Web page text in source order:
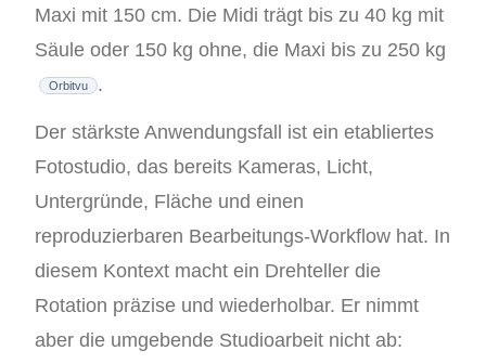
Maxi mit 150 cm. Die Midi trägt bis zu 40 kg mit
Säule oder 150 kg ohne, die Maxi bis zu 250 kg
Orbitvu .
Der stärkste Anwendungsfall ist ein etabliertes
Fotostudio, das bereits Kameras, Licht,
Untergründe, Fläche und einen
reproduzierbaren Bearbeitungs-Workflow hat. In
diesem Kontext macht ein Drehteller die
Rotation präzise und wiederholbar. Er nimmt
aber die umgebende Studioarbeit nicht ab: